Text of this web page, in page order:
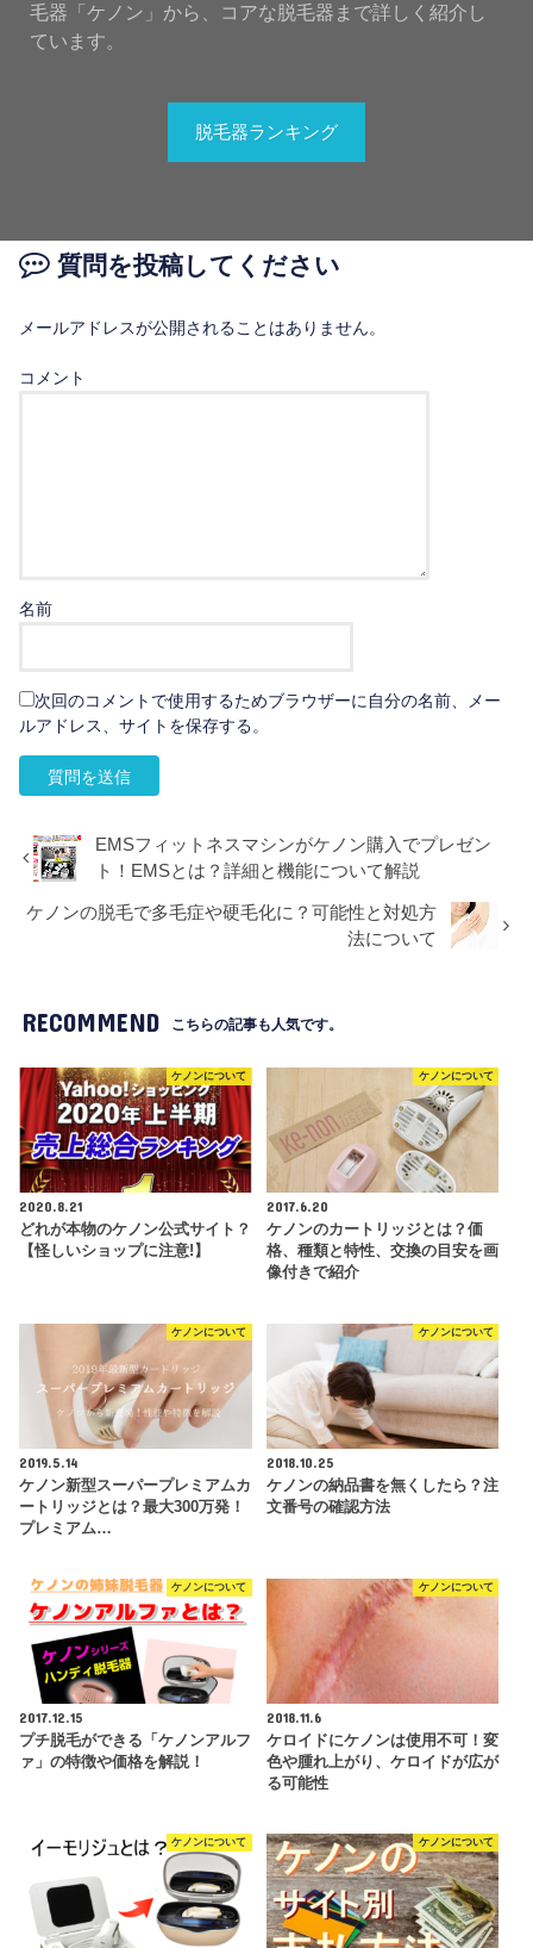
毛器「ケノン」から、コアな脱毛器まで詳しく紹介し
ています。
脱毛器ランキング
質問を投稿してください
メールアドレスが公開されることはありません。
コメント
名前
次回のコメントで使用するためブラウザーに自分の名前、メー
ルアドレス、サイトを保存する。
EMSフィットネスマシンがケノン購入でプレゼン
ト！EMSとは？詳細と機能について解説
ケノンの脱毛で多毛症や硬毛化に？可能性と対処方
法について
RECOMMEND こちらの記事も人気です。
ケノンについて
2020.8.21
どれが本物のケノン公式サイト？
【怪しいショップに注意!】
ケノンについて
2017.6.20
ケノンのカートリッジとは？価
格、種類と特性、交換の目安を画
像付きで紹介
ケノンについて
2019.5.14
ケノン新型スーパープレミアムカ
ートリッジとは？最大300万発！
プレミアム…
ケノンについて
2018.10.25
ケノンの納品書を無くしたら？注
文番号の確認方法
ケノンについて
2017.12.15
プチ脱毛ができる「ケノンアルフ
ァ」の特徴や価格を解説！
ケノンについて
2018.11.6
ケロイドにケノンは使用不可！変
色や腫れ上がり、ケロイドが広が
る可能性
ケノンについて ケノンについて